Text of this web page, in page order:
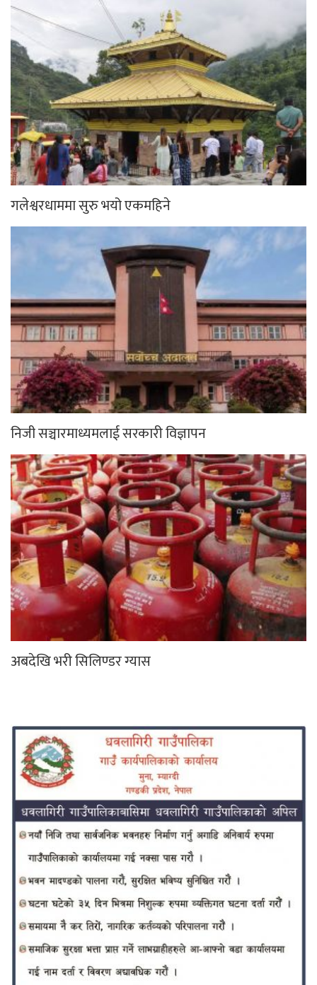
गलेश्वरधाममा सुरु भयो एकमहिने
निजी सञ्चारमाध्यमलाई सरकारी विज्ञापन
अबदेखि भरी सिलिण्डर ग्यास